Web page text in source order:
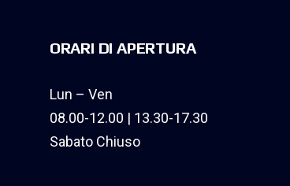
ORARI DI APERTURA
Lun – Ven
08.00-12.00 | 13.30-17.30
Sabato Chiuso